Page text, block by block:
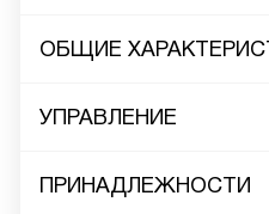
ОБЩИЕ
УПРАВЛЕНИЕ
ПРИНАДЛЕЖНОСТИ